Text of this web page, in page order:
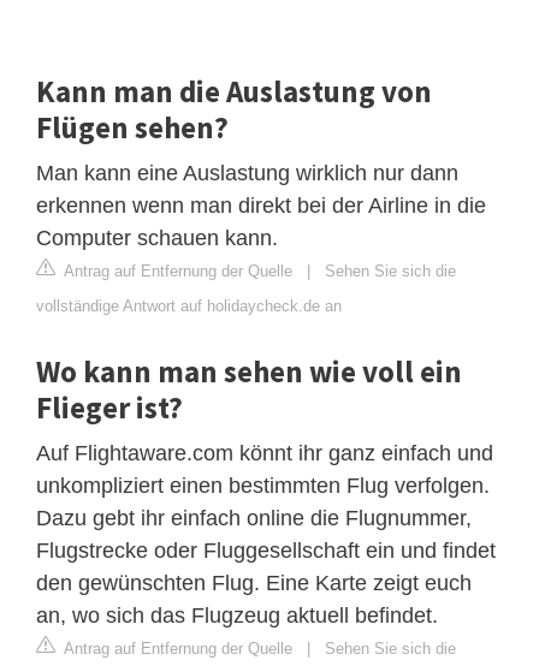
Kann man die Auslastung von
Flügen sehen?
Man kann eine Auslastung wirklich nur dann
erkennen wenn man direkt bei der Airline in die
Computer schauen kann.
Antrag auf Entfernung der Quelle
Sehen Sie sich die
vollständige Antwort auf holidaycheck.de an
Wo kann man sehen wie voll ein
Flieger ist?
Auf Flightaware.com könnt ihr ganz einfach und
unkompliziert einen bestimmten Flug verfolgen.
Dazu gebt ihr einfach online die Flugnummer,
Flugstrecke oder Fluggesellschaft ein und findet
den gewünschten Flug. Eine Karte zeigt euch
an, wo sich das Flugzeug aktuell befindet.
Antrag auf Entfernung der Quelle
Sehen Sie sich die